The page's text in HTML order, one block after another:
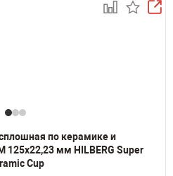
по керамике и
мм HILBERG Super
Cup